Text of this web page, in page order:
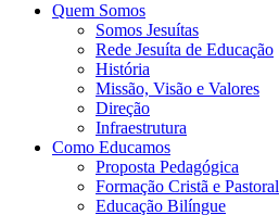
Quem Somos
Somos Jesuítas
Rede Jesuíta de Educação
História
Missão, Visão e Valores
Direção
Infraestrutura
Como Educamos
Proposta Pedagógica
Formação Cristã e Pastoral
Educação Bilíngue